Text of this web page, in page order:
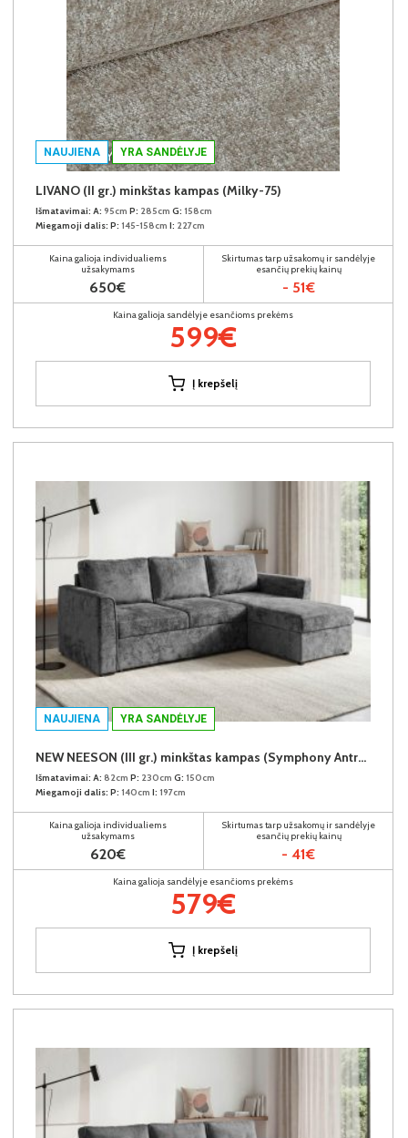
NAUJIENA YRA SANDĖLYJE
LIVANO (II gr.) minkštas kampas (Milky-75)
Išmatavimai: A: 95cm P: 285cm G: 158cm
Miegamoji dalis: P: 145-158cm I: 227cm
Kaina galioja individualiems
užsakymams
650€
Skirtumas tarp užsakomų ir sandėlyje
esančių prekių kainų
- 51€
Kaina galioja sandėlyje esančioms prekėms
599€
Į krepšelį
NAUJIENA YRA SANDĖLYJE
NEW NEESON (III gr.) minkštas kampas (Symphony Antracite-20)
Išmatavimai: A: 82cm P: 230cm G: 150cm
Miegamoji dalis: P: 140cm I: 197cm
Kaina galioja individualiems
užsakymams
620€
Skirtumas tarp užsakomų ir sandėlyje
esančių prekių kainų
- 41€
Kaina galioja sandėlyje esančioms prekėms
579€
Į krepšelį